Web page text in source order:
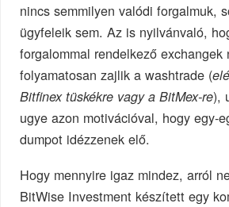
nincs semmilyen valódi forgalmuk,
ügyfeleik sem. Az is nyilvánvaló,
forgalommal rendelkező exchangek
folyamatosan zajlik a washtrade (
Bitfinex tüskékre vagy a BitMex-re),
ugye azon motivációval, hogy egy-
dumpot idézzenek elő.
Hogy mennyire igaz mindez, arról
BitWise Investment készített egy